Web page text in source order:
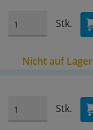
Stk.
Nicht auf Lager
Stk.